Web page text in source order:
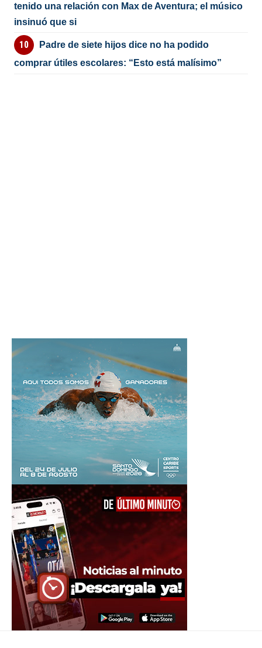
tenido una relación con Max de Aventura; el músico
insinuó que si
Padre de siete hijos dice no ha podido
comprar útiles escolares: “Esto está malísimo”